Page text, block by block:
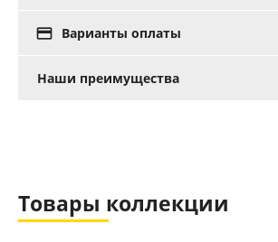
 Варианты оплаты
Наши преимущества
Товары коллекции